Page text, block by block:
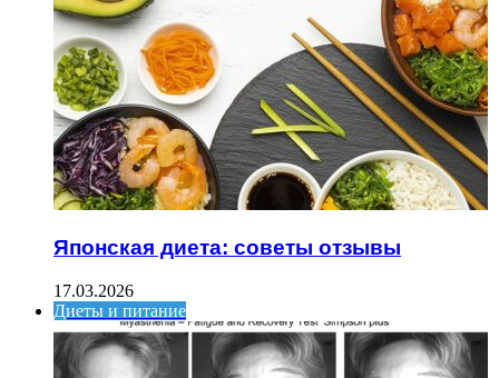
Японская диета: советы отзывы
17.03.2026
Диеты и питание